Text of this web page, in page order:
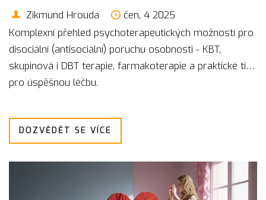
Zikmund Hrouda
čen, 4 2025
Komplexní přehled psychoterapeutických možností pro
disociální (antisociální) poruchu osobnosti - KBT,
skupinová i DBT terapie, farmakoterapie a praktické tipy
pro úspěšnou léčbu.
DOZVĚDĚT SE VÍCE